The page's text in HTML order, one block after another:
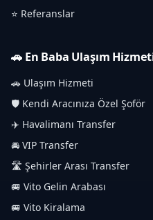
⭐ Referanslar
🚗 En Baba Ulaşım
🚗 Ulaşım Hizmeti
🛡️ Kendi Aracınıza Özel Şoför
✈️ Havalimanı Transfer
🚘 VIP Transfer
🛣️ Şehirler Arası Transfer
🚐 Vito Gelin Arabası
🚐 Vito Kiralama